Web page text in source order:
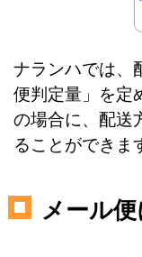
ナランハでは、
便判定量」を定
の場合に、配送
ることができま
メール